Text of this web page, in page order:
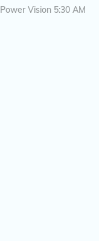
Power Vision 5:30 AM